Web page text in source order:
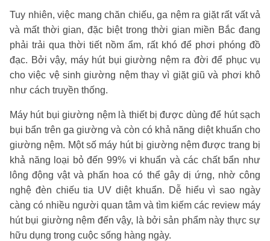
Tuy nhiên, việc mang chăn chiếu, ga nệm ra giặt rất vất vả
và mất thời gian, đặc biệt trong thời gian miền Bắc đang
phải trải qua thời tiết nồm ẩm, rất khó để phơi phóng đồ
đạc. Bởi vậy, máy hút bụi giường nệm ra đời để phục vụ
cho việc vệ sinh giường nệm thay vì giặt giũ và phơi khô
như cách truyền thống.
Máy hút bụi giường nệm là thiết bị được dùng để hút sạch
bụi bẩn trên ga giường và còn có khả năng diệt khuẩn cho
giường nệm. Một số máy hút bị giường nệm được trang bị
khả năng loại bỏ đến 99% vi khuẩn và các chất bẩn như
lông động vật và phấn hoa có thể gây dị ứng, nhờ công
nghệ đèn chiếu tia UV diệt khuẩn. Dễ hiểu vì sao ngày
càng có nhiều người quan tâm và tìm kiếm các review máy
hút bụi giường nệm đến vậy, là bởi sản phẩm này thực sự
hữu dụng trong cuộc sống hàng ngày.